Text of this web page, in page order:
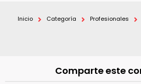
Inicio Categoría Profesionales
Comparte este